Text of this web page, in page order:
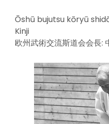
Ōshū bujutsu kōryū
Kinji
欧州武術交流斯道会会長: